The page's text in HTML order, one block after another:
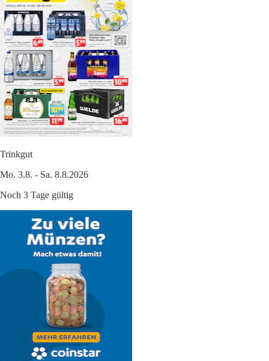
Trinkgut
Mo. 3.8. - Sa. 8.8.2026
Noch 3 Tage gültig